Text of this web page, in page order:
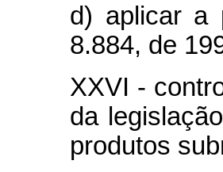
d) aplicar a
8.884, de
XXVI -
da
produtos